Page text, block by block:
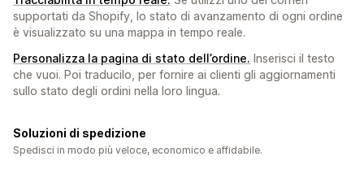
supportati da Shopify, lo stato di avanzamento di ogni ordine
è visualizzato su una mappa in tempo reale.
Personalizza la pagina di stato dell’ordine. Inserisci il testo
che vuoi. Poi traducilo, per fornire ai clienti gli aggiornamenti
sullo stato degli ordini nella loro lingua.
Soluzioni di spedizione
Spedisci in modo più veloce, economico e affidabile.